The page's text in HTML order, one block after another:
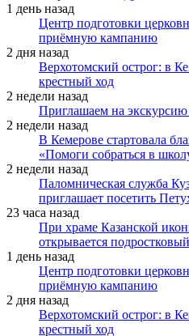
1 день назад
Центр подготовки
приёмную кампанию
2 дня назад
Верхотомский острог: в
крестный ход
2 недели назад
Приглашаем на
2 недели назад
В Кемерове стартовала
«Помоги собраться в
2 недели назад
Паломническая служба
приглашает посетить
23 часа назад
При храме Казанской
открывается
1 день назад
Центр подготовки
приёмную кампанию
2 дня назад
Верхотомский острог: в
крестный ход